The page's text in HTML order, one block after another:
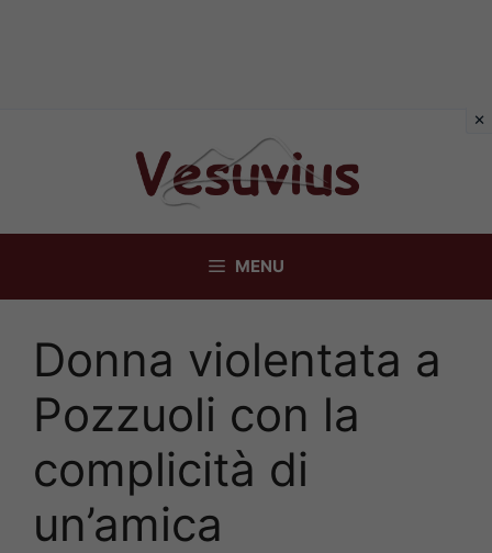
MENU
Donna violentata a
Pozzuoli con la
complicità di
un’amica